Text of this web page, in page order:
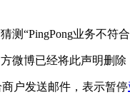
业务不符合
博已经将此声明删除
户发送邮件，表示暂停